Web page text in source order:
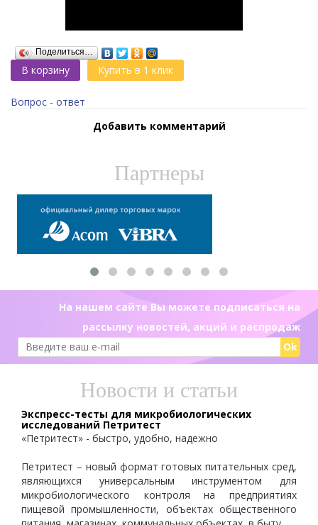
Поделиться…
В корзину Купить в 1 клик
Вопрос - ответ
Добавить комментарий
Партнеры
На нашем сайте Вы можете подписаться на
рассылку новостей, акций и распродаж
Ok
Новости и статьи
Экспресс-тесты для микробиологических
исследований Петритест
«Петритест» - быстро, удобно, надежно
Петритест – новый формат готовых питательных сред,
являющихся универсальным инструментом для
микробиологического контроля на предприятиях
пищевой промышленности, объектах общественного